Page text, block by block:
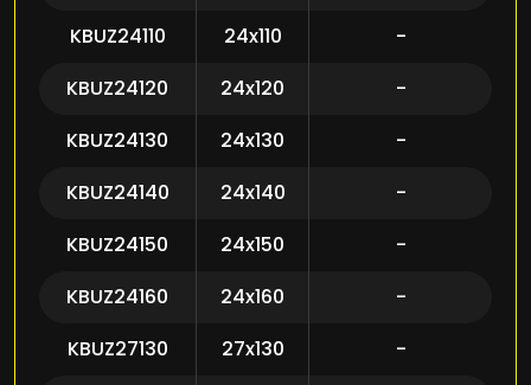
KBUZ24110 24x110
-
KBUZ24120
24x120
-
KBUZ24130
24x130
-
KBUZ24140
24x140
-
KBUZ24150
24x150
-
KBUZ24160
24x160
-
KBUZ27130
27x130
-